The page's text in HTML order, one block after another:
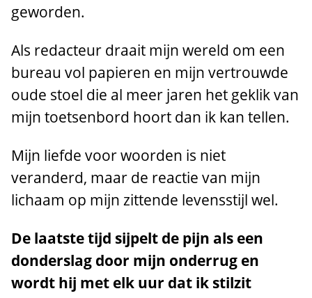
geworden.
Als redacteur draait mijn wereld om een
bureau vol papieren en mijn vertrouwde
oude stoel die al meer jaren het geklik van
mijn toetsenbord hoort dan ik kan tellen.
Mijn liefde voor woorden is niet
veranderd, maar de reactie van mijn
lichaam op mijn zittende levensstijl wel.
De laatste tijd sijpelt de pijn als een
donderslag door mijn onderrug en
wordt hij met elk uur dat ik stilzit